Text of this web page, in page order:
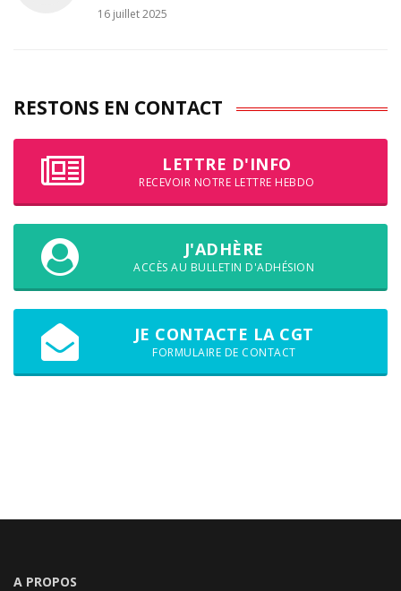
16 juillet 2025
RESTONS EN CONTACT
LETTRE D'INFO
RECEVOIR NOTRE LETTRE HEBDO
J'ADHÈRE
ACCÈS AU BULLETIN D'ADHÉSION
JE CONTACTE LA CGT
FORMULAIRE DE CONTACT
A PROPOS